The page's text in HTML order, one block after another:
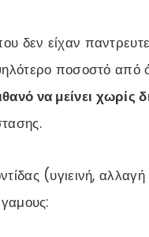
δεν είχαν
ποσοστό από
να μείνει χωρίς
(υγιεινή,